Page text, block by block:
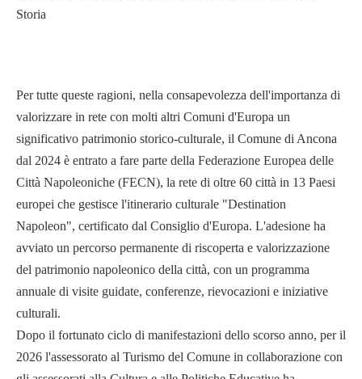
Storia
Per tutte queste ragioni, nella consapevolezza dell'importanza di
valorizzare in rete con molti altri Comuni d'Europa un
significativo patrimonio storico-culturale, il Comune di Ancona
dal 2024 è entrato a fare parte della Federazione Europea delle
Città Napoleoniche (FECN), la rete di oltre 60 città in 13 Paesi
europei che gestisce l'itinerario culturale "Destination
Napoleon", certificato dal Consiglio d'Europa. L'adesione ha
avviato un percorso permanente di riscoperta e valorizzazione
del patrimonio napoleonico della città, con un programma
annuale di visite guidate, conferenze, rievocazioni e iniziative
culturali.
Dopo il fortunato ciclo di manifestazioni dello scorso anno, per il
2026 l'assessorato al Turismo del Comune in collaborazione con